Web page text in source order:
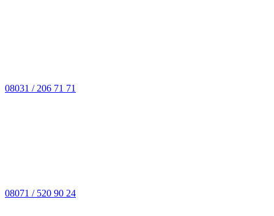
08031 / 206 71 71
08071 / 520 90 24